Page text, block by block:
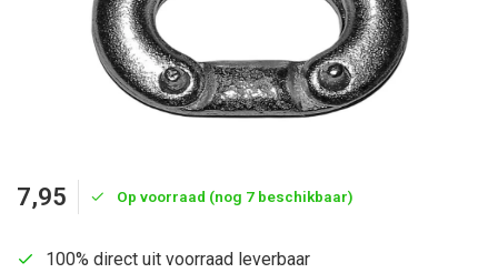
7,95 Op voorraad (nog 7 beschikbaar)
100% direct uit voorraad leverbaar